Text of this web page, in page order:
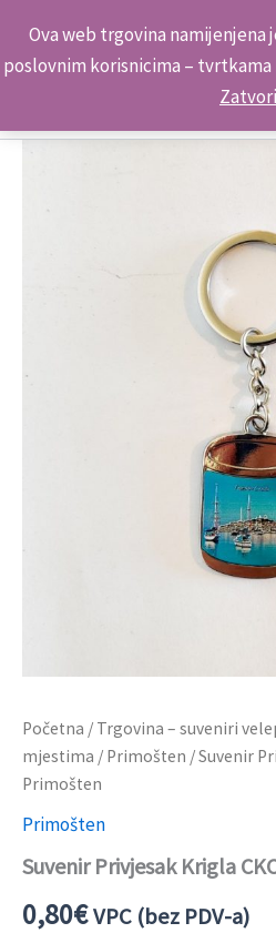
Ova web trgovina
poslovnim korisnicima – tvrtkama
Zatvori
content
Kontakt telefon:
Početna / Trgovina – suveniri
mjestima / Primošten / Suvenir
Primošten
Primošten
Suvenir Privjesak Krigla
0,80€VPC (bez PDV-a)
CKC-